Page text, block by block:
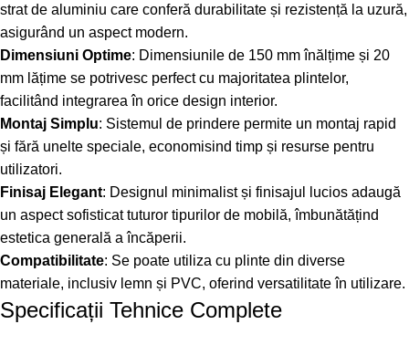
strat de aluminiu care conferă durabilitate și rezistență la uzură,
asigurând un aspect modern.
Dimensiuni Optime: Dimensiunile de 150 mm înălțime și 20
mm lățime se potrivesc perfect cu majoritatea plintelor,
facilitând integrarea în orice design interior.
Montaj Simplu: Sistemul de prindere permite un montaj rapid
și fără unelte speciale, economisind timp și resurse pentru
utilizatori.
Finisaj Elegant: Designul minimalist și finisajul lucios adaugă
un aspect sofisticat tuturor tipurilor de mobilă, îmbunătățind
estetica generală a încăperii.
Compatibilitate: Se poate utiliza cu plinte din diverse
materiale, inclusiv lemn și PVC, oferind versatilitate în utilizare.
Specificații Tehnice Complete